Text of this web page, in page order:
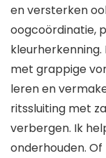
en versterken
oogcoördinatie,
kleurherkenning.
met grappige
leren en
ritssluiting met
verbergen. Ik
onderhouden.